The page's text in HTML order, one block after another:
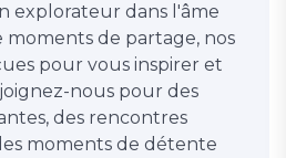
explorateur dans l'âme
de partage, nos
pour vous inspirer et
nous pour des
des rencontres
moments de détente